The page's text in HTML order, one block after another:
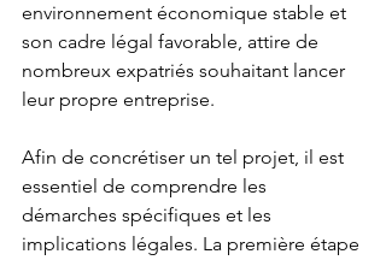
environnement économique stable et
son cadre légal favorable, attire de
nombreux expatriés souhaitant lancer
leur propre entreprise.
Afin de concrétiser un tel projet, il est
essentiel de comprendre les
démarches spécifiques et les
implications légales. La première étape